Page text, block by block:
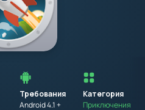
Требования
Android 4.1 +
установкой
приложения
на
устройство
Категория
Приключения